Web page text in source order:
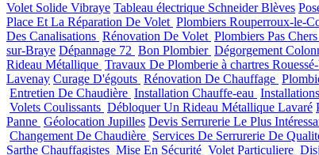
Volet Solide Vibraye Tableau électrique Schneider Blèves
Place Et La Réparation De Volet Plombiers Rouperroux-le-
Des Canalisations Rénovation De Volet Plombiers Pas Chers
sur-Braye Dépannage 72 Bon Plombier Dégorgement
Rideau Métallique Travaux De Plomberie à chartres Rouessé-
Lavenay Curage D'égouts Rénovation De Chauffage
Entretien De Chaudière Installation Chauffe-eau
Volets Coulissants Débloquer Un Rideau Métallique Lavaré
Panne Géolocation Jupilles Devis Serrurerie Le Plus
Changement De Chaudière Services De Serrurerie De
Sarthe Chauffagistes Mise En Sécurité Volet Particuliere